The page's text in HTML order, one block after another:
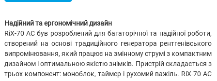
Надійнийтаергономічнийдизайн
RiX-70 AC був розроблений для багаторічної та надійної роботи,
створений на основі традиційного генератора рентгенівського
випромінювання, який працює на змінному струмі з компактним
дизайном і оптимальною якістю знімків. Пристрій складається з
трьох компонент: моноблок, таймер і рухомий важіль. RiX-70 AC